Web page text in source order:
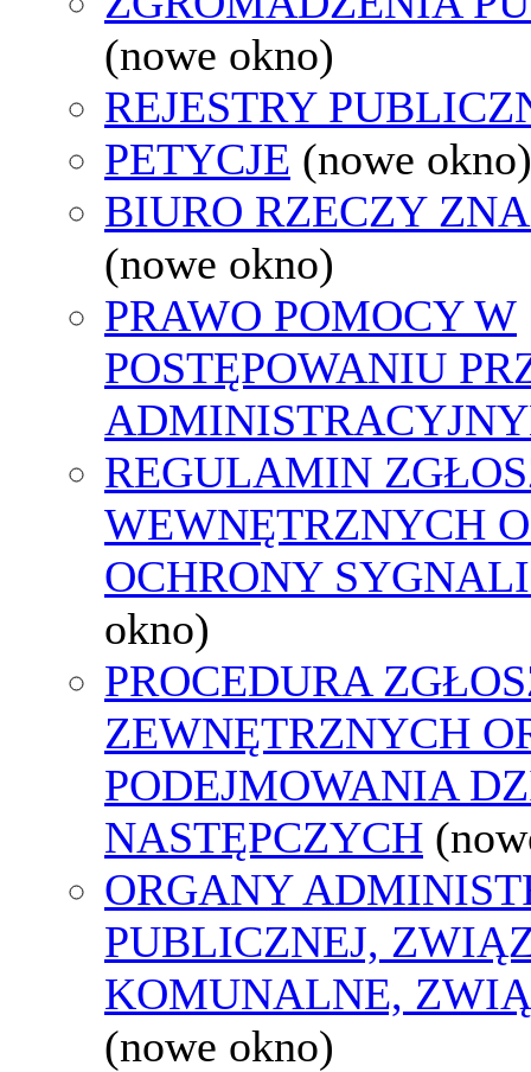
(nowe okno)
REJESTRY
PETYCJE (nowe okno)
BIURO RZECZY
(nowe okno)
PRAWO POMOCY W
POSTĘPOWANIU
REGULAMIN
WEWNĘTRZNYCH
OCHRONY
okno)
PROCEDURA
ZEWNĘTRZNYCH
PODEJMOWANIA
NASTĘPCZYCH
ORGANY
PUBLICZNEJ,
KOMUNALNE,
(nowe okno)